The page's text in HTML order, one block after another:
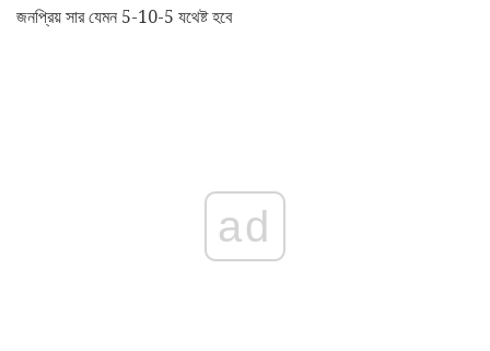
জনপ্রিয় সার যেমন 5-10-5 যথেষ্ট হবে
ad